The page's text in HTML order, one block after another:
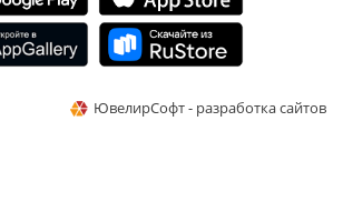
ЮвелирСофт - разработка сайтов